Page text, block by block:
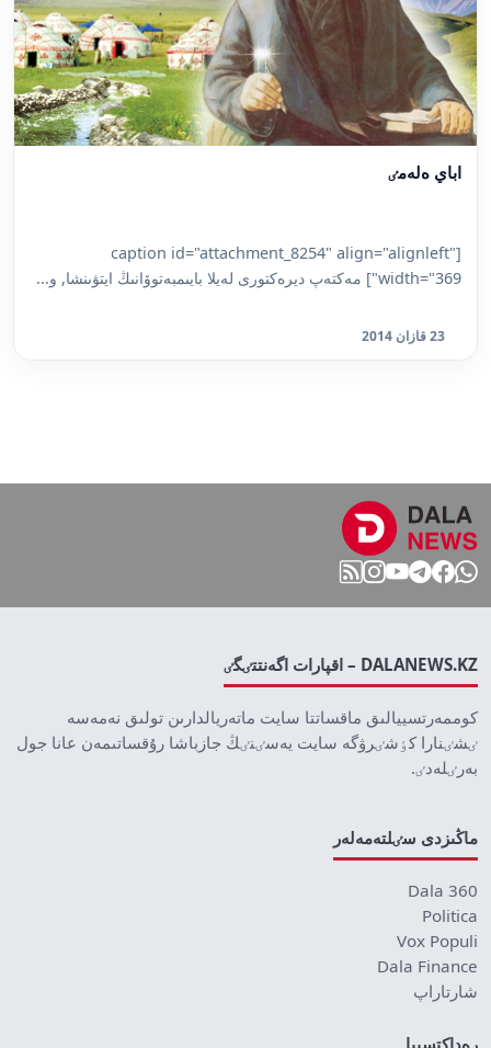
اباي ەلەمٸ
[caption id="attachment_8254" align="alignleft"
width="369"] مەكتەپ ديرەكتورى لەيلا بايىمبەتوۆانىڭ ايتۋىنشا, و...
23 قازان 2014
DALANEWS.KZ – اقپارات اگەنتتٸگٸ
كوممەرتسييالىق ماقساتتا سايت ماتەريالدارىن تولىق نەمەسە
ٸشٸنارا كٶشٸرۋگە سايت يەسٸنٸڭ جازباشا رۇقساتىمەن عانا جول
بەرٸلەدٸ.
ماڭىزدى سٸلتەمەلەر
Dala 360
Politica
Vox Populi
Dala Finance
شارتاراپ
رەداكتسييا